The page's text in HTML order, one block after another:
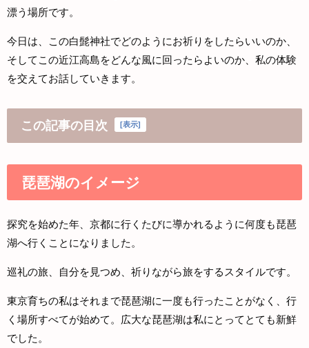
漂う場所です。
今日は、この白髭神社でどのようにお祈りをしたらいいのか、
そしてこの近江高島をどんな風に回ったらよいのか、私の体験
を交えてお話していきます。
この記事の目次 [表示]
琵琶湖のイメージ
探究を始めた年、京都に行くたびに導かれるように何度も琵琶
湖へ行くことになりました。
巡礼の旅、自分を見つめ、祈りながら旅をするスタイルです。
東京育ちの私はそれまで琵琶湖に一度も行ったことがなく、行
く場所すべてが始めて。広大な琵琶湖は私にとってとても新鮮
でした。